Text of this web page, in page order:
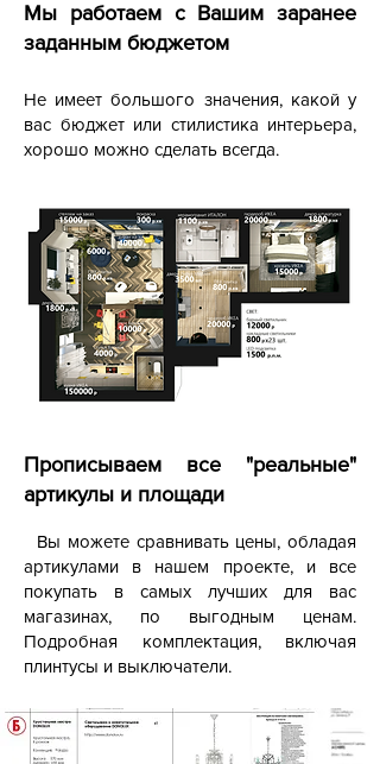
Мы работаем с Вашим заранее
заданным бюджетом
Не имеет большого значения, какой у
вас бюджет или стилистика интерьера,
хорошо можно сделать всегда.
Прописываем все "реальные"
артикулы и площади
Вы можете сравнивать цены, обладая
артикулами в нашем проекте, и все
покупать в самых лучших для вас
магазинах, по выгодным ценам.
Подробная комплектация, включая
плинтусы и выключатели.